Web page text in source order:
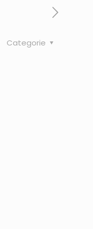
Categorie